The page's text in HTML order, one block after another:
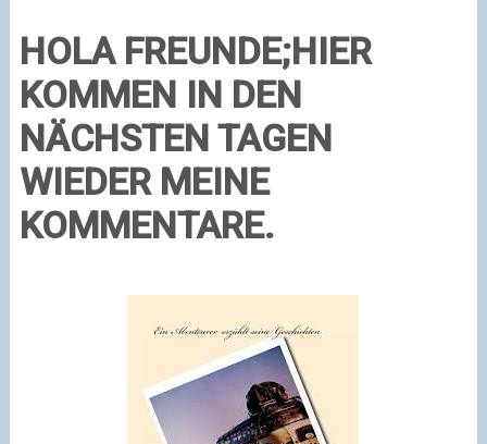
HOLA FREUNDE;HIER
KOMMEN IN DEN
NÄCHSTEN TAGEN
WIEDER MEINE
KOMMENTARE.